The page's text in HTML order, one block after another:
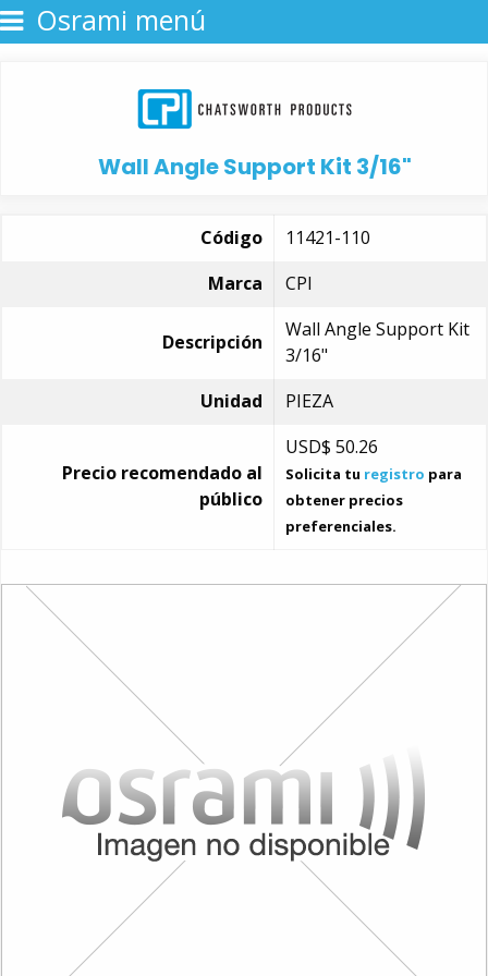
Osrami menú
Wall Angle Support Kit 3/16"
Código
11421-110
Marca
CPI
Descripción
Wall Angle Support Kit
3/16"
Unidad
PIEZA
Precio recomendado al
público
USD$ 50.26
Solicita tu registro para
obtener precios
preferenciales.